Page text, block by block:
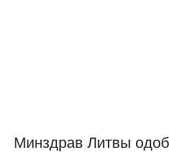
Минздрав Литвы